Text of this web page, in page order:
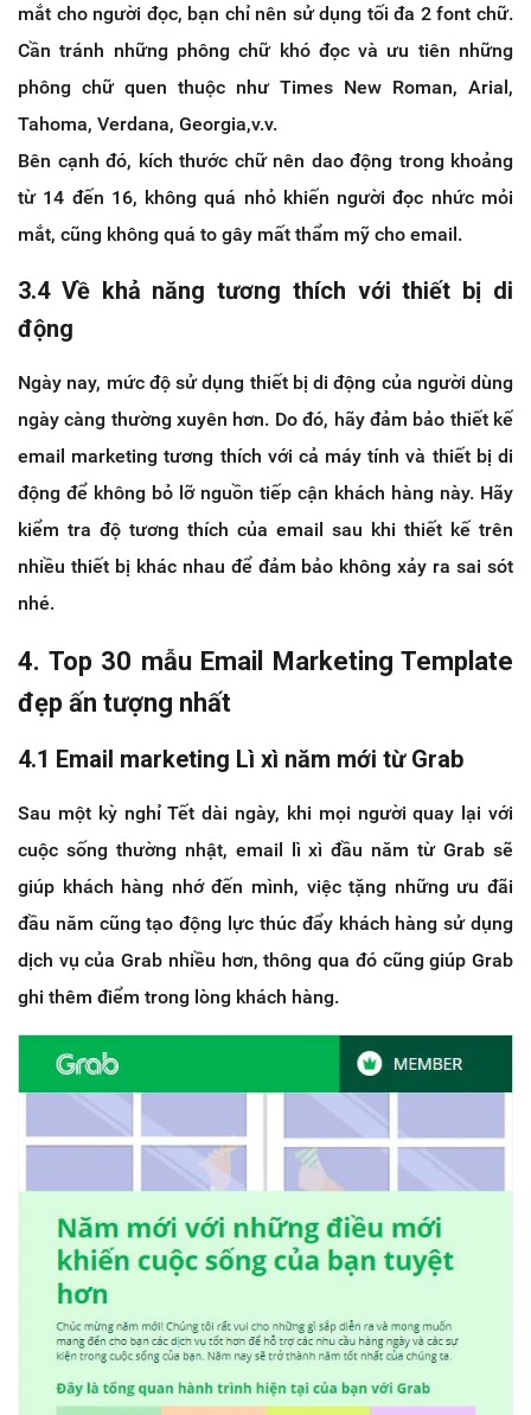
mắt cho người đọc, bạn chỉ nên sử dụng tối đa 2 font chữ.
Cần tránh những phông chữ khó đọc và ưu tiên những
phông chữ quen thuộc như Times New Roman, Arial,
Tahoma, Verdana, Georgia,v.v.
Bên cạnh đó, kích thước chữ nên dao động trong khoảng
từ 14 đến 16, không quá nhỏ khiến người đọc nhức mỏi
mắt, cũng không quá to gây mất thẩm mỹ cho email.
3.4 Về khả năng tương thích với thiết bị di
động
Ngày nay, mức độ sử dụng thiết bị di động của người dùng
ngày càng thường xuyên hơn. Do đó, hãy đảm bảo thiết kế
email marketing tương thích với cả máy tính và thiết bị di
động để không bỏ lỡ nguồn tiếp cận khách hàng này. Hãy
kiểm tra độ tương thích của email sau khi thiết kế trên
nhiều thiết bị khác nhau để đảm bảo không xảy ra sai sót
nhé.
4. Top 30 mẫu Email Marketing Template
đẹp ấn tượng nhất
4.1 Email marketing Lì xì năm mới từ Grab
Sau một kỳ nghỉ Tết dài ngày, khi mọi người quay lại với
cuộc sống thường nhật, email lì xì đầu năm từ Grab sẽ
giúp khách hàng nhớ đến mình, việc tặng những ưu đãi
đầu năm cũng tạo động lực thúc đẩy khách hàng sử dụng
dịch vụ của Grab nhiều hơn, thông qua đó cũng giúp Grab
ghi thêm điểm trong lòng khách hàng.